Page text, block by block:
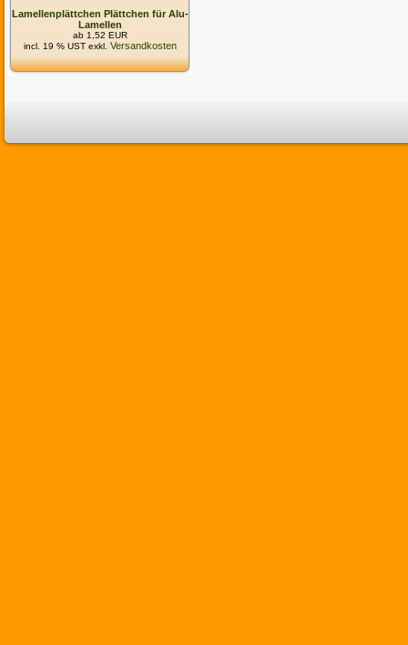
Lamellenplättchen Plättchen für Alu-
Lamellen
ab 1,52 EUR
incl. 19 % UST exkl. Versandkosten